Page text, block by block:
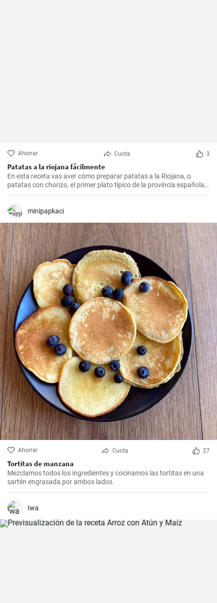
Ahorrar Cuota 3
Patatas a la riojana fácilmente
En esta receta vas aver cómo preparar patatas a la Riojana, o
patatas con chorizo, el primer plato típico de la provincia española
de La Rioja.
minipapkaci
Ahorrar Cuota 27
Tortitas de manzana
Mezclamos todos los ingredientes y cocinamos las tortitas en una
sartén engrasada por ambos lados.
Iwa